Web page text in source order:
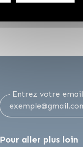
Entrez votre email
Pour aller plus loin